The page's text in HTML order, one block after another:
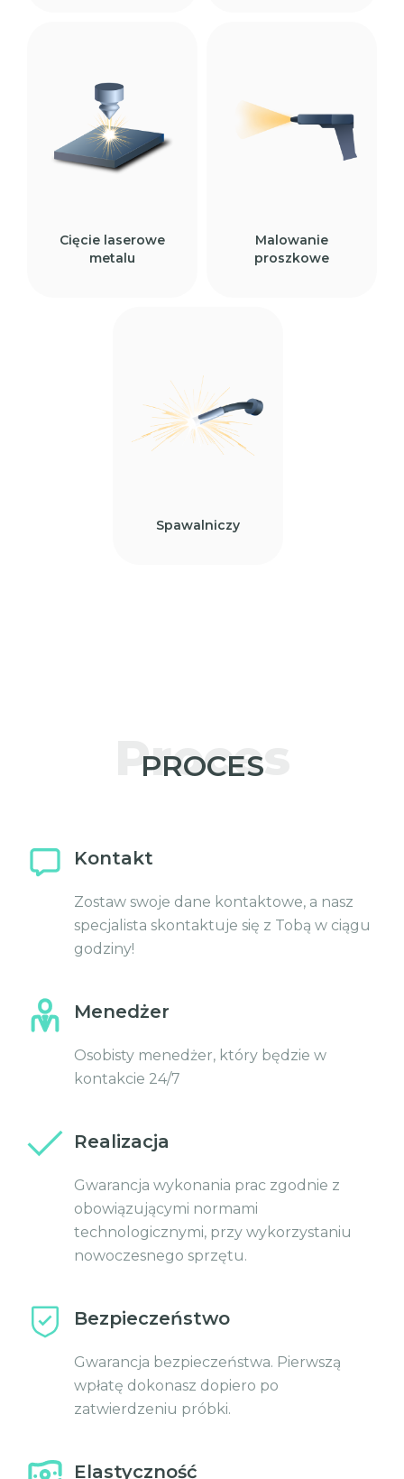
Cięcie laserowe
metalu
Malowanie
proszkowe
Spawalniczy
Proces
PROCES
Kontakt
Zostaw swoje dane kontaktowe, a nasz
specjalista skontaktuje się z Tobą w ciągu
godziny!
Menedżer
Osobisty menedżer, który będzie w
kontakcie 24/7
Realizacja
Gwarancja wykonania prac zgodnie z
obowiązującymi normami
technologicznymi, przy wykorzystaniu
nowoczesnego sprzętu.
Bezpieczeństwo
Gwarancja bezpieczeństwa. Pierwszą
wpłatę dokonasz dopiero po
zatwierdzeniu próbki.
Elastyczność